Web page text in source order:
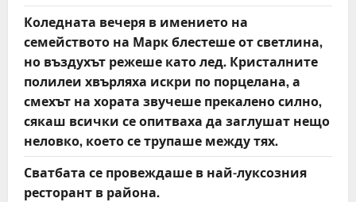
Коледната вечеря в имението на
семейството на Марк блестеше от светлина,
но въздухът режеше като лед. Кристалните
полилеи хвърляха искри по порцелана, а
смехът на хората звучеше прекалено силно,
сякаш всички се опитваха да заглушат нещо
неловко, което се трупаше между тях.
Сватбата се провеждаше в най-луксозния
ресторант в района.